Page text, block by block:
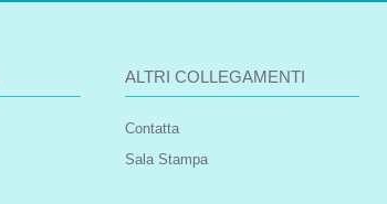
ALTRI COLLEGAMENTI
Contatta
Sala Stampa